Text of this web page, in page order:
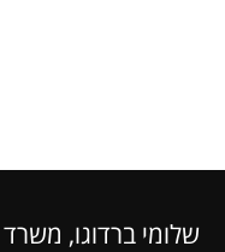
שלומי ברדוגו, משרד